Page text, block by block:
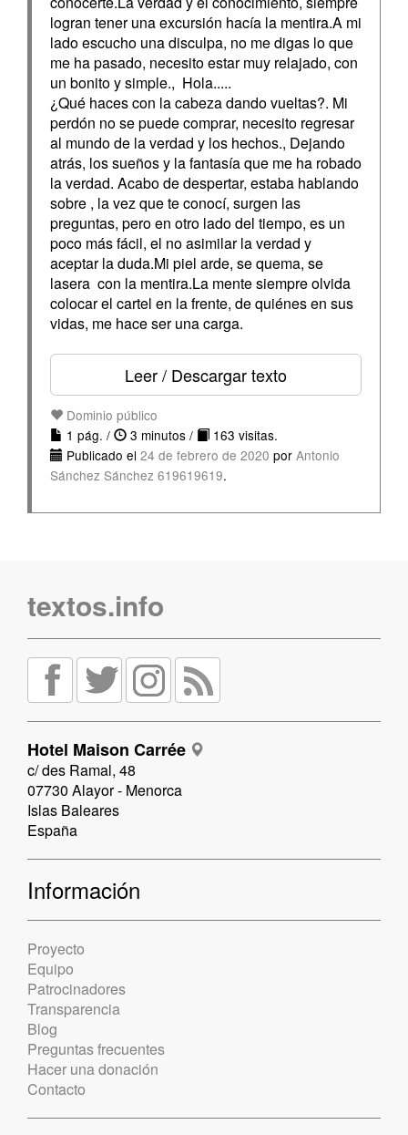
logran tener una excursión hacía la mentira.A mi
lado escucho una disculpa, no me digas lo que
me ha pasado, necesito estar muy relajado, con
un bonito y simple., Hola.....
¿Qué haces con la cabeza dando vueltas?. Mi
perdón no se puede comprar, necesito regresar
al mundo de la verdad y los hechos., Dejando
atrás, los sueños y la fantasía que me ha robado
la verdad. Acabo de despertar, estaba hablando
sobre , la vez que te conocí, surgen las
preguntas, pero en otro lado del tiempo, es un
poco más fácil, el no asimilar la verdad y
aceptar la duda.Mi piel arde, se quema, se
lasera con la mentira.La mente siempre olvida
colocar el cartel en la frente, de quiénes en sus
vidas, me hace ser una carga.
Leer / Descargar texto
Dominio público
1 pág. /
3 minutos /
163 visitas.
Publicado el 24 de febrero de 2020 por Antonio
Sánchez Sánchez 619619619.
textos.info
Hotel Maison Carrée
c/ des Ramal, 48
07730 Alayor - Menorca
Islas Baleares
España
Información
Proyecto
Equipo
Patrocinadores
Transparencia
Blog
Preguntas frecuentes
Hacer una donación
Contacto